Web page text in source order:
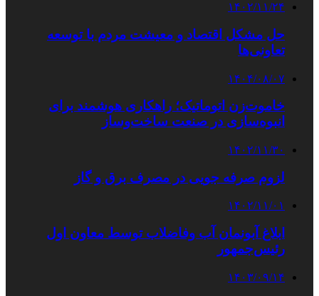
۱۴۰۲/۱۱/۲۴
حل مشکل اقتصاد و معیشت مردم با توسعه
تعاونی‌ها
۱۴۰۴/۰۸/۰۷
خاموت‌زن اتوماتیک؛ راهکاری هوشمند برای
انبوه‌سازی در صنعت ساخت‌وساز
۱۴۰۲/۱۱/۳۰
لزوم صرفه جویی در مصرف برق و گاز
۱۴۰۲/۱۱/۰۱
ابلاغ آبونمان آب وفاضلاب توسط معاون اول
رئیس‌جمهور
۱۴۰۳/۰۹/۱۴